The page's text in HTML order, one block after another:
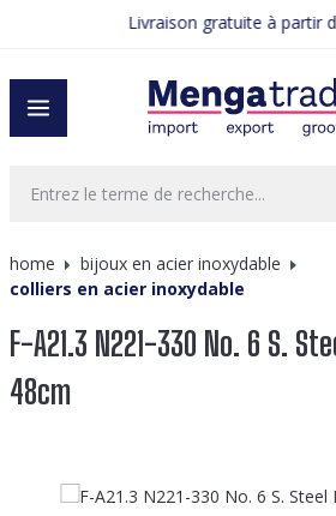
Livraison gratuite à partir
home
bijoux en acier inoxydable
colliers en acier inoxydable
F-A21.3 N221-330 No. 6 S.
48cm
Ignorer la galerie d'images